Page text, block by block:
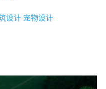
设计 宠物设计